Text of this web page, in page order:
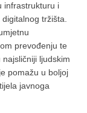
infrastrukturu i
tržišta.
prevođenju te
ljudskim
pomažu u boljoj
javnoga